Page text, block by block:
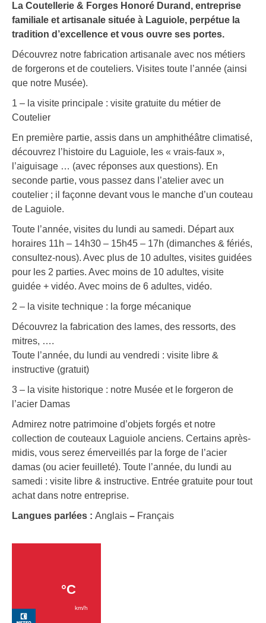
La Coutellerie & Forges Honoré Durand, entreprise
familiale et artisanale située à Laguiole, perpétue la
tradition d’excellence et vous ouvre ses portes.
Découvrez notre fabrication artisanale avec nos métiers
de forgerons et de couteliers. Visites toute l’année (ainsi
que notre Musée).
1 – la visite principale : visite gratuite du métier de
Coutelier
En première partie, assis dans un amphithéâtre climatisé,
découvrez l’histoire du Laguiole, les « vrais-faux »,
l’aiguisage … (avec réponses aux questions). En
seconde partie, vous passez dans l’atelier avec un
coutelier ; il façonne devant vous le manche d’un couteau
de Laguiole.
Toute l’année, visites du lundi au samedi. Départ aux
horaires 11h – 14h30 – 15h45 – 17h (dimanches & fériés,
consultez-nous). Avec plus de 10 adultes, visites guidées
pour les 2 parties. Avec moins de 10 adultes, visite
guidée + vidéo. Avec moins de 6 adultes, vidéo.
2 – la visite technique : la forge mécanique
Découvrez la fabrication des lames, des ressorts, des
mitres, ….
Toute l’année, du lundi au vendredi : visite libre &
instructive (gratuit)
3 – la visite historique : notre Musée et le forgeron de
l’acier Damas
Admirez notre patrimoine d’objets forgés et notre
collection de couteaux Laguiole anciens. Certains après-
midis, vous serez émerveillés par la forge de l’acier
damas (ou acier feuilleté). Toute l’année, du lundi au
samedi : visite libre & instructive. Entrée gratuite pour tout
achat dans notre entreprise.
Langues parlées : Anglais – Français